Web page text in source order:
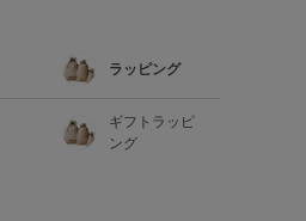
ラッピング
ギフトラッピ
ング